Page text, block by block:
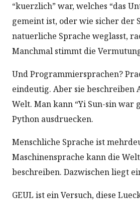
“kuerzlich” war, welches “das
gemeint ist, oder wie sicher der
natuerliche Sprache weglasst,
Manchmal stimmt die
Und Programmiersprachen?
eindeutig. Aber sie beschreiben
Welt. Man kann “Yi Sun-sin war
Python ausdruecken.
Menschliche Sprache ist
Maschinensprache kann die
beschreiben. Dazwischen liegt
GEUL ist ein Versuch, diese